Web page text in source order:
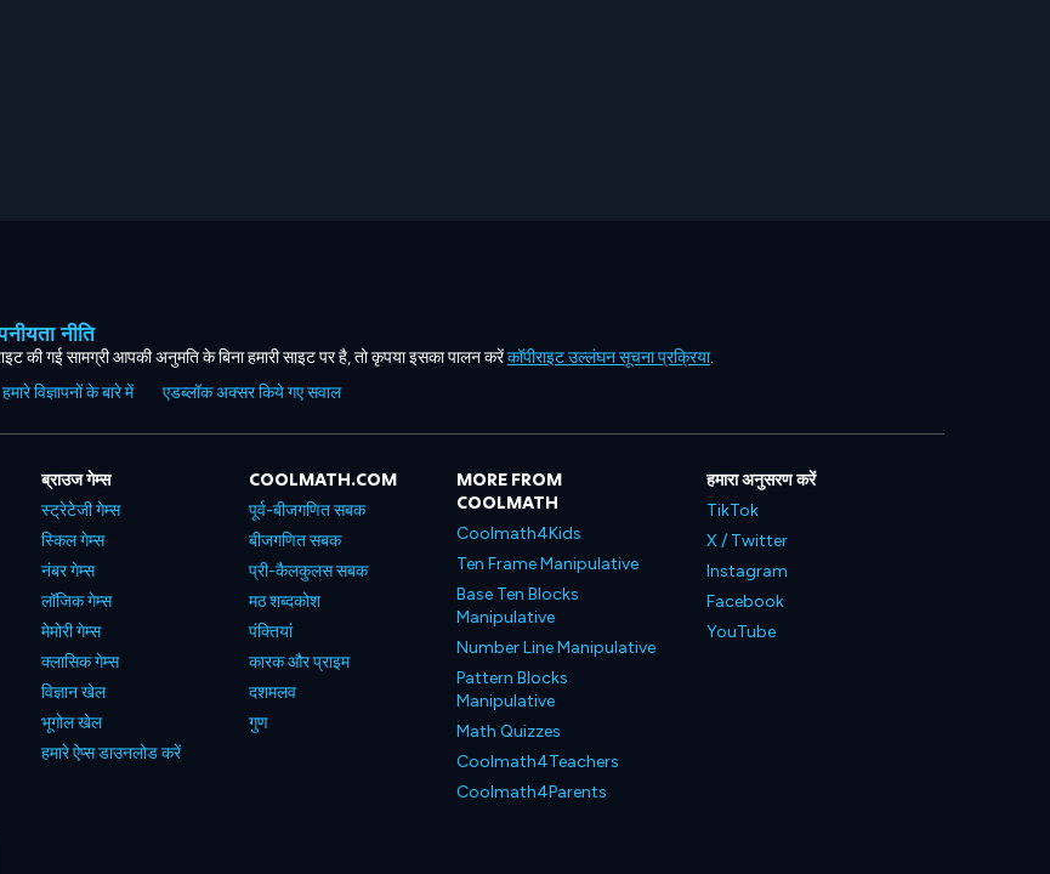
नीति
की गई सामग्री आपकी अनुमति के बिना हमारी साइट पर है, तो कृपया इसका पालन करेंकॉपीराइट उल्लंघन सूचना प्रक्रिया.
हमारे विज्ञापनों के बारे में एडब्लॉक अक्सर किये गए सवाल
ब्राउज गेम्स
स्ट्रेटेजी गेम्स
स्किल गेम्स
नंबर गेम्स
लॉजिक गेम्स
मेमोरी गेम्स
क्लासिक गेम्स
विज्ञान खेल
भूगोल खेल
हमारे ऐप्स डाउनलोड करें
COOLMATH.COM
पूर्व-बीजगणित सबक
बीजगणित सबक
प्री-कैलकुलस सबक
मठ शब्दकोश
पंक्तियां
कारक और प्राइम
दशमलव
गुण
MORE FROM
COOLMATH
Coolmath4Kids
Ten Frame Manipulative
Base Ten Blocks
Manipulative
Number Line Manipulative
Pattern Blocks
Manipulative
Math Quizzes
Coolmath4Teachers
Coolmath4Parents
हमारा अनुसरण करें
TikTok
X / Twitter
Instagram
Facebook
YouTube